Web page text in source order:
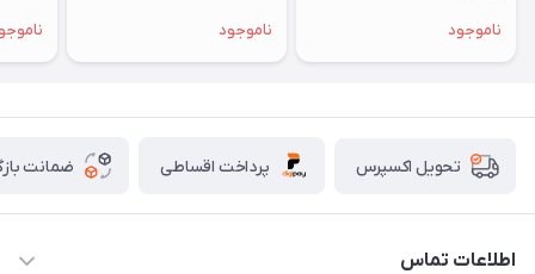
ناموجود ناموجود
تحویل اکسپرس پرداخت اقساطی ضمانت
اطلاعات تماس